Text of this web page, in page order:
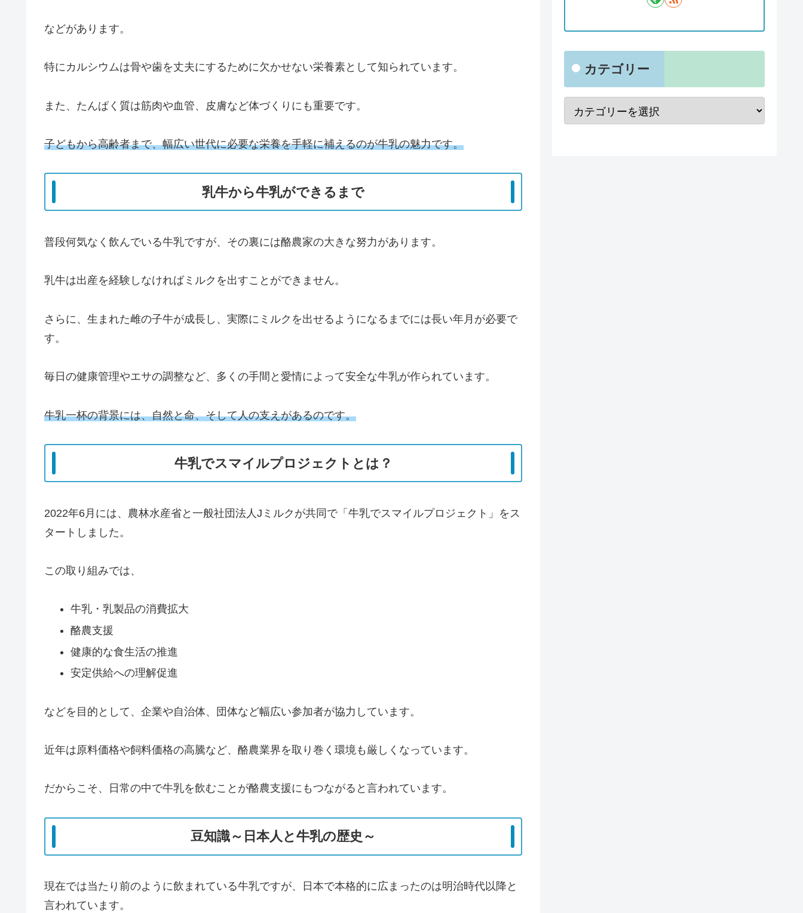
などがあります。
特にカルシウムは骨や歯を丈夫にするために欠かせない栄養素として知られています。
また、たんぱく質は筋肉や血管、皮膚など体づくりにも重要です。
子どもから高齢者まで、幅広い世代に必要な栄養を手軽に補えるのが牛乳の魅力です。
乳牛から牛乳ができるまで
普段何気なく飲んでいる牛乳ですが、その裏には酪農家の大きな努力があります。
乳牛は出産を経験しなければミルクを出すことができません。
さらに、生まれた雌の子牛が成長し、実際にミルクを出せるようになるまでには長い年月が必要で
す。
毎日の健康管理やエサの調整など、多くの手間と愛情によって安全な牛乳が作られています。
牛乳一杯の背景には、自然と命、そして人の支えがあるのです。
牛乳でスマイルプロジェクトとは？
2022年6月には、農林水産省と一般社団法人Jミルクが共同で「牛乳でスマイルプロジェクト」をス
タートしました。
この取り組みでは、
牛乳・乳製品の消費拡大
酪農支援
健康的な食生活の推進
安定供給への理解促進
などを目的として、企業や自治体、団体など幅広い参加者が協力しています。
近年は原料価格や飼料価格の高騰など、酪農業界を取り巻く環境も厳しくなっています。
だからこそ、日常の中で牛乳を飲むことが酪農支援にもつながると言われています。
豆知識～日本人と牛乳の歴史～
現在では当たり前のように飲まれている牛乳ですが、日本で本格的に広まったのは明治時代以降と
言われています。
カテゴリー